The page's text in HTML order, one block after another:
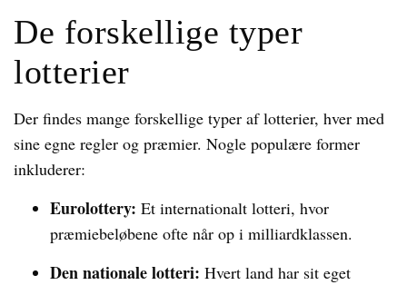
De forskellige typer
lotterier
Der findes mange forskellige typer af lotterier, hver med
sine egne regler og præmier. Nogle populære former
inkluderer:
Eurolottery: Et internationalt lotteri, hvor
præmiebeløbene ofte når op i milliardklassen.
Den nationale lotteri: Hvert land har sit eget